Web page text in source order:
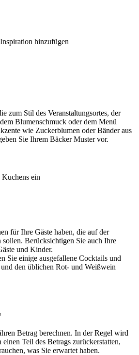
hinzufügen
zum Stil des Veranstaltungsortes, der
Blumenschmuck oder dem Menü
wie Zuckerblumen oder Bänder aus
Sie Ihrem Bäcker Muster vor.
Kuchens ein
für Ihre Gäste haben, die auf der
Berücksichtigen Sie auch Ihre
und Kinder.
Sie einige ausgefallene Cocktails und
den üblichen Rot- und Weißwein
Betrag berechnen. In der Regel wird
Teil des Betrags zurückerstatten,
was Sie erwartet haben.